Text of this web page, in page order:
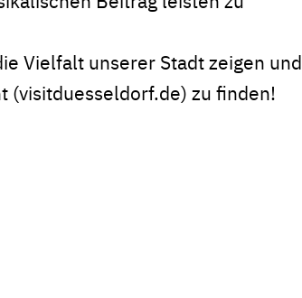
Vielfalt unserer Stadt zeigen und
(visitduesseldorf.de) zu finden!